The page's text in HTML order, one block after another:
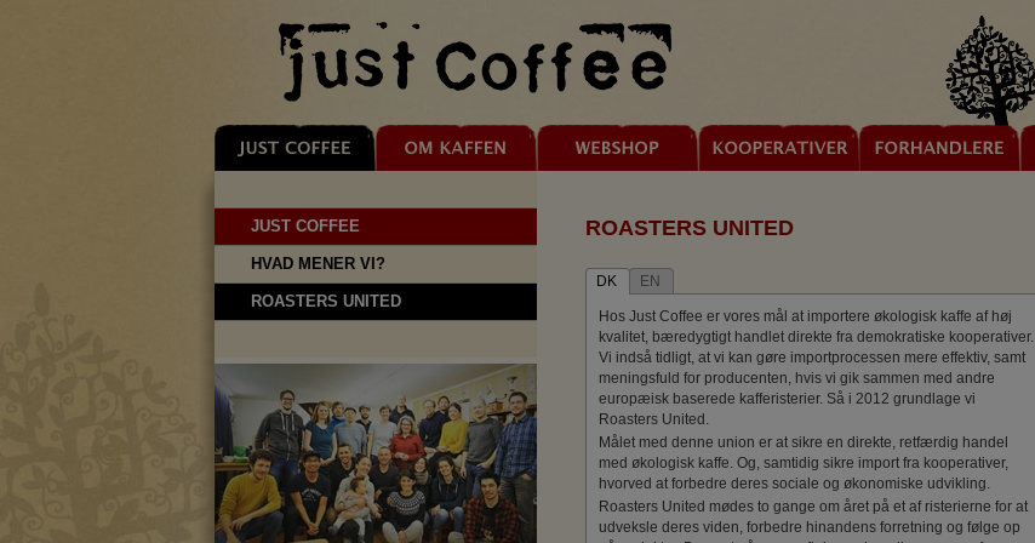
JUST COFFEE
HVAD MENER VI?
ROASTERS UNITED
ROASTERS UNITED
DK EN
Hos Just Coffee er vores mål at importere økologisk kaffe af høj
kvalitet, bæredygtigt handlet direkte fra demokratiske kooperativer.
Vi indså tidligt, at vi kan gøre importprocessen mere effektiv, samt
meningsfuld for producenten, hvis vi gik sammen med andre
europæisk baserede kafferisterier. Så i 2012 grundlage vi
Roasters United.
Målet med denne union er at sikre en direkte, retfærdig handel
med økologisk kaffe. Og, samtidig sikre import fra kooperativer,
hvorved at forbedre deres sociale og økonomiske udvikling.
Roasters United mødes to gange om året på et af risterierne for at
udveksle deres viden, forbedre hinandens forretning og følge op